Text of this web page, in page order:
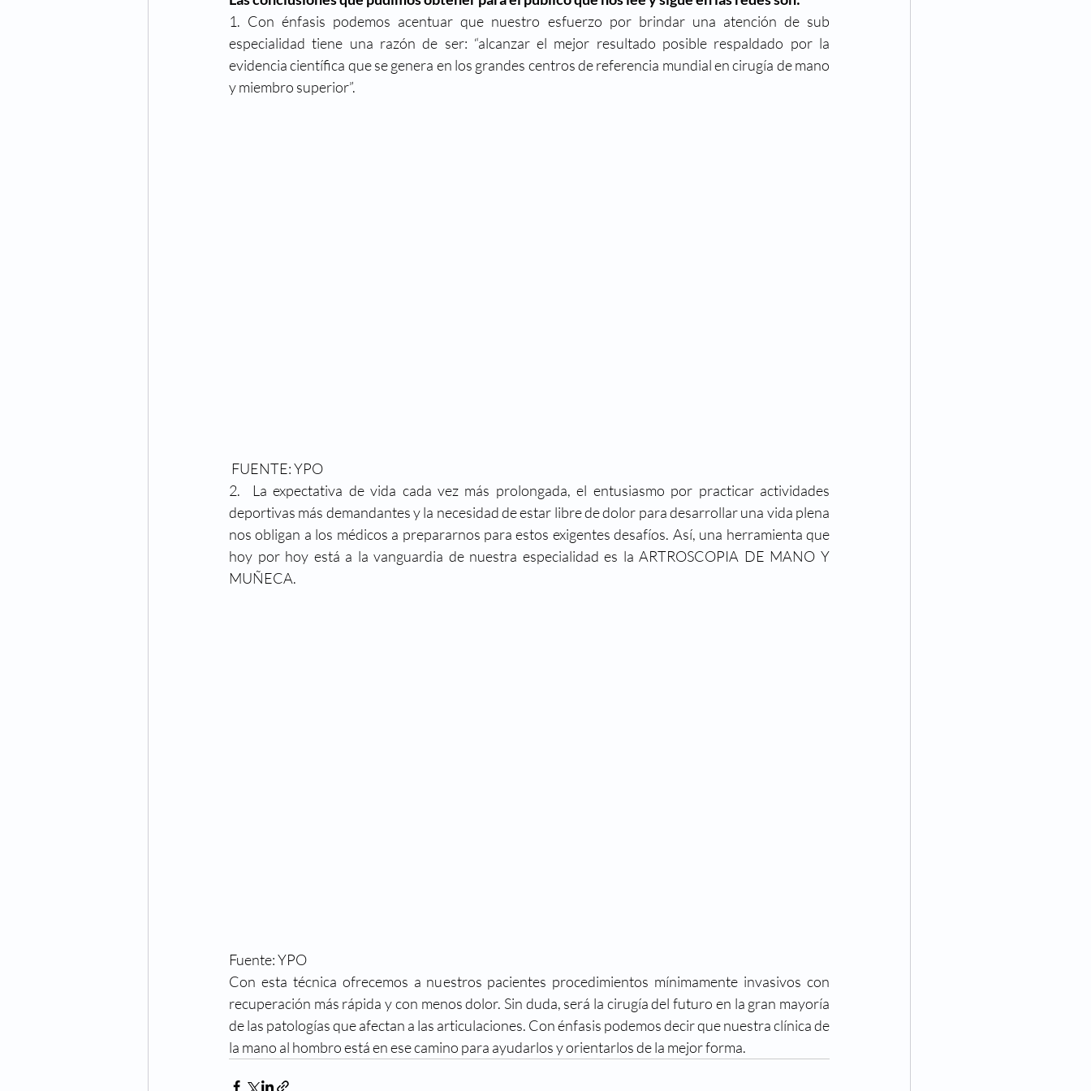
1. Con énfasis podemos acentuar que nuestro esfuerzo por brindar una atención de sub
especialidad tiene una razón de ser: “alcanzar el mejor resultado posible respaldado por la
evidencia científica que se genera en los grandes centros de referencia mundial en cirugía de mano
y miembro superior”.
FUENTE: YPO
2.  La expectativa de vida cada vez más prolongada, el entusiasmo por practicar actividades
deportivas más demandantes y la necesidad de estar libre de dolor para desarrollar una vida plena
nos obligan a los médicos a prepararnos para estos exigentes desafíos. Así, una herramienta que
hoy por hoy está a la vanguardia de nuestra especialidad es la ARTROSCOPIA DE MANO Y
MUÑECA.
Fuente: YPO
Con esta técnica ofrecemos a nuestros pacientes procedimientos mínimamente invasivos con
recuperación más rápida y con menos dolor. Sin duda, será la cirugía del futuro en la gran mayoría
de las patologías que afectan a las articulaciones. Con énfasis podemos decir que nuestra clínica de
la mano al hombro está en ese camino para ayudarlos y orientarlos de la mejor forma.